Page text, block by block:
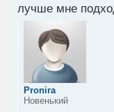
лучше мне
Pronira
Новенький